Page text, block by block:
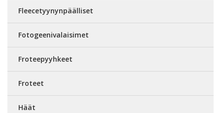
Fleecetyynynpäälliset
Fotogeenivalaisimet
Froteepyyhkeet
Froteet
Häät